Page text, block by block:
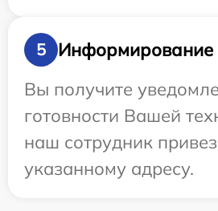
5
Информирование
Вы получите
готовности Вашей
наш сотрудник
указанному адресу.